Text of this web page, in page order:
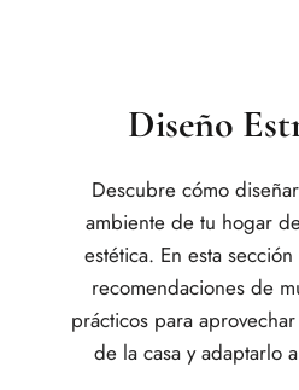
Diseño
Descubre cómo
ambiente de tu hogar
estética. En esta
recomendaciones de
prácticos para
de la casa y adaptarlo